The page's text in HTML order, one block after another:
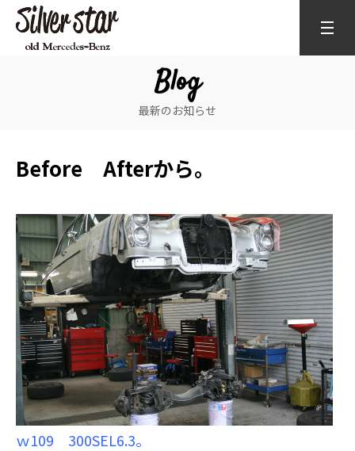
Blog
最新のお知らせ
Before Afterから。
ｗ109 300SEL6.3。